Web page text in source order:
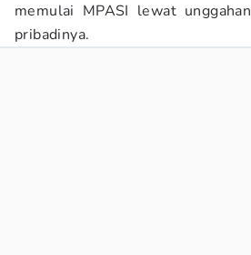
memulai MPASI lewat unggahan
pribadinya.